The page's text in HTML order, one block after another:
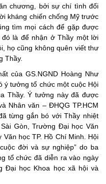
chương, bởi sự chí tình đối
kháng chiến chống Mỹ trước
tìm mọi cách để gặp được
là để nhận ở Thầy một lời
họ cũng không quên viết thư
Thầy.
của GS.NGND Hoàng Như
ý tưởng tổ chức một cuộc Hội
Thầy. Ý tưởng này đã được
Nhân văn – ĐHQG TP.HCM
từng gắn bó với Thầy nhiệt
Gòn, Trường Đại học Văn
học TP. Hồ Chí Minh. Hội
đời và sự nghiệp” do ba
tổ chức đã diễn ra vào ngày
Đại học Khoa học xã hội và